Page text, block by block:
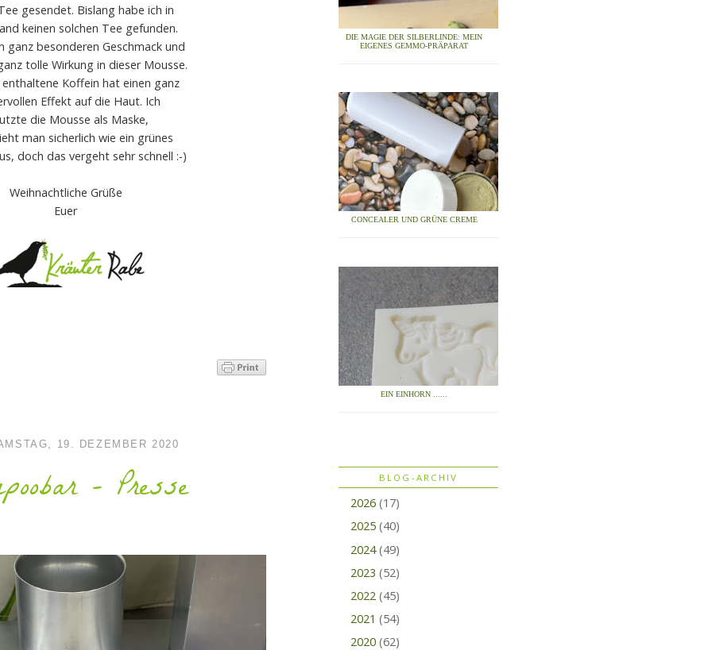
gesendet. Bislang habe ich in
keinen solchen Tee gefunden.
ganz besonderen Geschmack und
tolle Wirkung in dieser Mousse.
Koffein hat einen ganz
Effekt auf die Haut. Ich
die Mousse als Maske,
man sicherlich wie ein grünes
doch das vergeht sehr schnell :-)
Weihnachtliche Grüße
Euer
19. DEZEMBER 2020
- Presse
DIE MAGIE DER SILBERLINDE: MEIN
EIGENES GEMMO-PRÄPARAT
CONCEALER UND GRÜNE CREME
EIN EINHORN ......
BLOG-ARCHIV
2026 (17)
2025 (40)
2024 (49)
2023 (52)
2022 (45)
2021 (54)
2020 (62)